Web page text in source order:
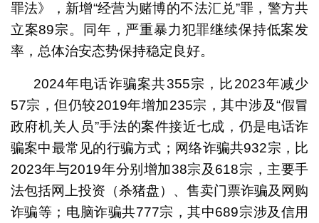
罪法》，新增“经营为赌博的不法汇兑”罪，警方共
立案89宗。同年，严重暴力犯罪继续保持低案发
率，总体治安态势保持稳定良好。
2024年电话诈骗案共355宗，比2023年减少
57宗，但仍较2019年增加235宗，其中涉及“假冒
政府机关人员”手法的案件接近七成，仍是电话诈
骗案中最常见的行骗方式；网络诈骗共932宗，比
2023年与2019年分别增加38宗及618宗，主要手
法包括网上投资（杀猪盘）、售卖门票诈骗及网购
诈骗等；电脑诈骗共777宗，其中689宗涉及信用